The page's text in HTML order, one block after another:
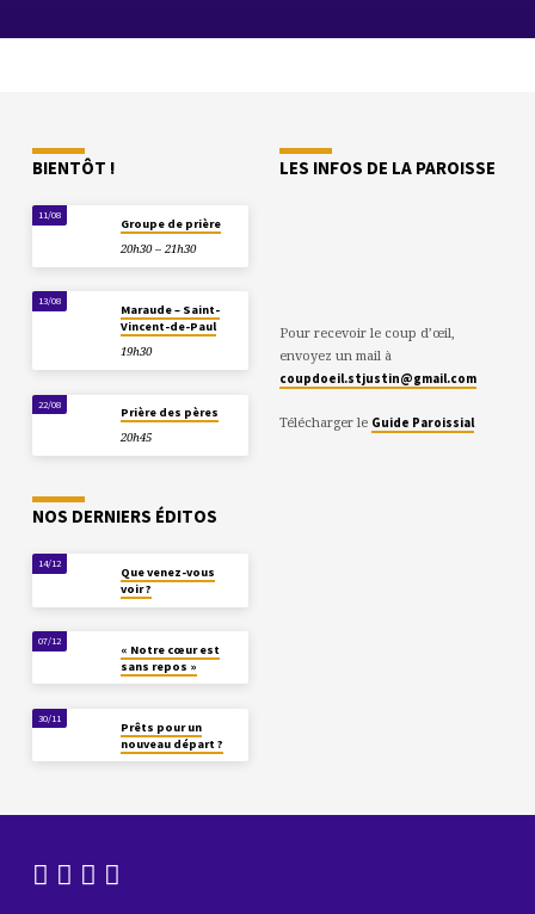
BIENTÔT !
11/08
Groupe de prière
20h30 – 21h30
13/08
Maraude – Saint-
Vincent-de-Paul
19h30
22/08
Prière des pères
20h45
LES INFOS DE LA PAROISSE
Pour recevoir le coup d’œil,
envoyez un mail à
coupdoeil.stjustin@gmail.com
Télécharger le Guide Paroissial
NOS DERNIERS ÉDITOS
14/12
Que venez-vous
voir ?
07/12
« Notre cœur est
sans repos »
30/11
Prêts pour un
nouveau départ ?